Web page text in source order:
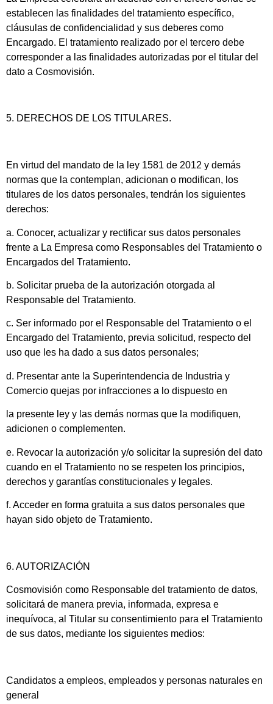
establecen las finalidades del tratamiento específico,
cláusulas de confidencialidad y sus deberes como
Encargado. El tratamiento realizado por el tercero debe
corresponder a las finalidades autorizadas por el titular del
dato a Cosmovisión.
5. DERECHOS DE LOS TITULARES.
En virtud del mandato de la ley 1581 de 2012 y demás
normas que la contemplan, adicionan o modifican, los
titulares de los datos personales, tendrán los siguientes
derechos:
a. Conocer, actualizar y rectificar sus datos personales
frente a La Empresa como Responsables del Tratamiento o
Encargados del Tratamiento.
b. Solicitar prueba de la autorización otorgada al
Responsable del Tratamiento.
c. Ser informado por el Responsable del Tratamiento o el
Encargado del Tratamiento, previa solicitud, respecto del
uso que les ha dado a sus datos personales;
d. Presentar ante la Superintendencia de Industria y
Comercio quejas por infracciones a lo dispuesto en
la presente ley y las demás normas que la modifiquen,
adicionen o complementen.
e. Revocar la autorización y/o solicitar la supresión del dato
cuando en el Tratamiento no se respeten los principios,
derechos y garantías constitucionales y legales.
f. Acceder en forma gratuita a sus datos personales que
hayan sido objeto de Tratamiento.
6. AUTORIZACIÓN
Cosmovisión como Responsable del tratamiento de datos,
solicitará de manera previa, informada, expresa e
inequívoca, al Titular su consentimiento para el Tratamiento
de sus datos, mediante los siguientes medios:
Candidatos a empleos, empleados y personas naturales en
general